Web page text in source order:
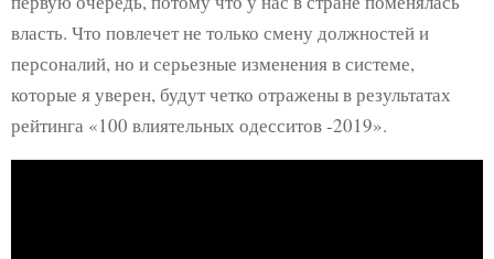
власть. Что повлечет не только смену должностей и
персоналий, но и серьезные изменения в системе,
которые я уверен, будут четко отражены в результатах
рейтинга «100 влиятельных одесситов -2019».